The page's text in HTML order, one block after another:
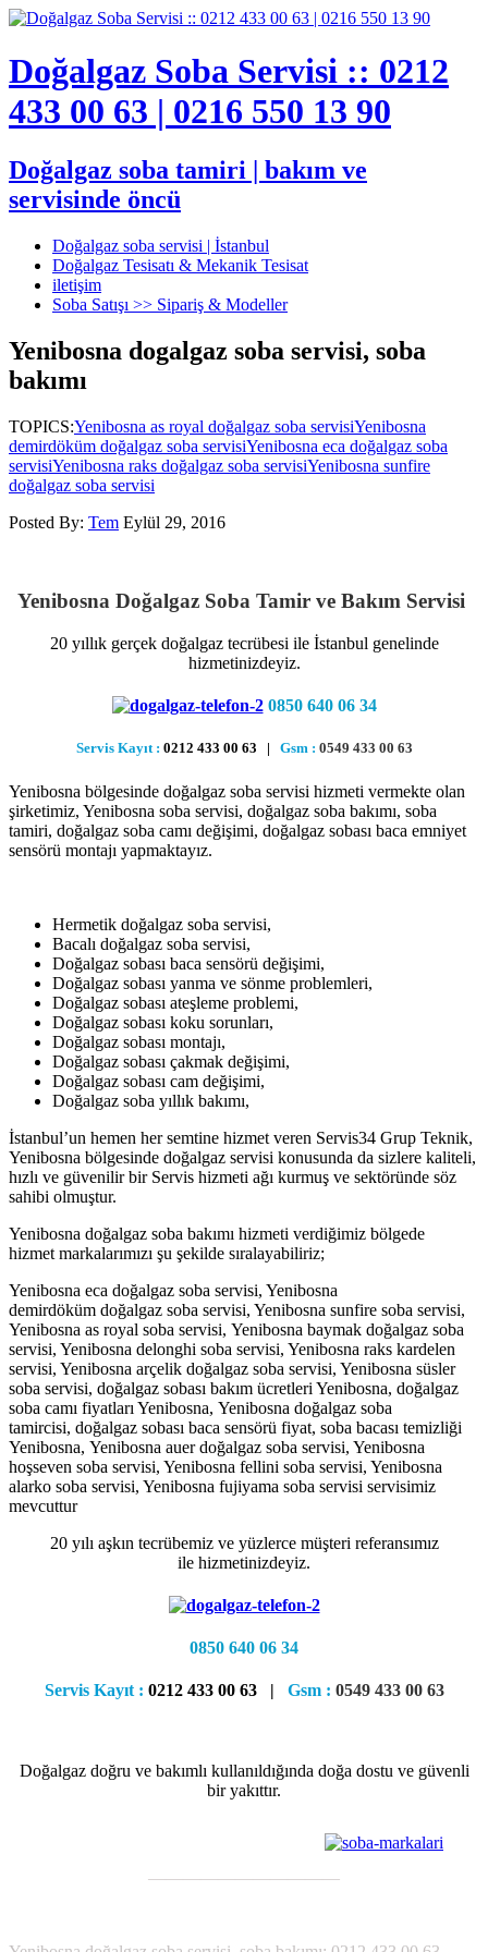
Doğalgaz Soba Servisi :: 0212
433 00 63 | 0216 550 13 90
Doğalgaz soba tamiri | bakım ve
servisinde öncü
Doğalgaz soba servisi | İstanbul
Doğalgaz Tesisatı & Mekanik Tesisat
iletişim
Soba Satışı >> Sipariş & Modeller
Yenibosna dogalgaz soba servisi, soba
bakımı
TOPICS:Yenibosna as royal doğalgaz soba servisiYenibosna
demirdöküm doğalgaz soba servisiYenibosna eca doğalgaz soba
servisiYenibosna raks doğalgaz soba servisiYenibosna sunfire
doğalgaz soba servisi
Posted By: Tem Eylül 29, 2016
Yenibosna Doğalgaz Soba Tamir ve Bakım Servisi
20 yıllık gerçek doğalgaz tecrübesi ile İstanbul genelinde
hizmetinizdeyiz.
0850 640 06 34
Servis Kayıt : 0212 433 00 63 | Gsm : 0549 433 00 63
Yenibosna bölgesinde doğalgaz soba servisi hizmeti vermekte olan
şirketimiz, Yenibosna soba servisi, doğalgaz soba bakımı, soba
tamiri, doğalgaz soba camı değişimi, doğalgaz sobası baca emniyet
sensörü montajı yapmaktayız.
Hermetik doğalgaz soba servisi,
Bacalı doğalgaz soba servisi,
Doğalgaz sobası baca sensörü değişimi,
Doğalgaz sobası yanma ve sönme problemleri,
Doğalgaz sobası ateşleme problemi,
Doğalgaz sobası koku sorunları,
Doğalgaz sobası montajı,
Doğalgaz sobası çakmak değişimi,
Doğalgaz sobası cam değişimi,
Doğalgaz soba yıllık bakımı,
İstanbul’un hemen her semtine hizmet veren Servis34 Grup Teknik,
Yenibosna bölgesinde doğalgaz servisi konusunda da sizlere kaliteli,
hızlı ve güvenilir bir Servis hizmeti ağı kurmuş ve sektöründe söz
sahibi olmuştur.
Yenibosna doğalgaz soba bakımı hizmeti verdiğimiz bölgede
hizmet markalarımızı şu şekilde sıralayabiliriz;
Yenibosna eca doğalgaz soba servisi, Yenibosna
demirdöküm doğalgaz soba servisi, Yenibosna sunfire soba servisi,
Yenibosna as royal soba servisi, Yenibosna baymak doğalgaz soba
servisi, Yenibosna delonghi soba servisi, Yenibosna raks kardelen
servisi, Yenibosna arçelik doğalgaz soba servisi, Yenibosna süsler
soba servisi, doğalgaz sobası bakım ücretleri Yenibosna, doğalgaz
soba camı fiyatları Yenibosna, Yenibosna doğalgaz soba
tamircisi, doğalgaz sobası baca sensörü fiyat, soba bacası temizliği
Yenibosna, Yenibosna auer doğalgaz soba servisi, Yenibosna
hoşseven soba servisi, Yenibosna fellini soba servisi, Yenibosna
alarko soba servisi, Yenibosna fujiyama soba servisi servisimiz
mevcuttur
20 yılı aşkın tecrübemiz ve yüzlerce müşteri referansımız
ile hizmetinizdeyiz.
0850 640 06 34
Servis Kayıt : 0212 433 00 63 | Gsm : 0549 433 00 63
Doğalgaz doğru ve bakımlı kullanıldığında doğa dostu ve güvenli
bir yakıttır.
———————————